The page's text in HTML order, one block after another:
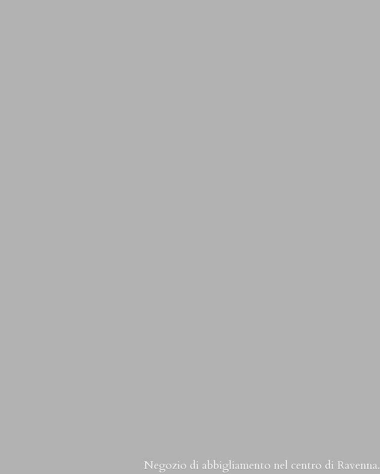
Negozio di abbigliamento nel centro di Ravenna.